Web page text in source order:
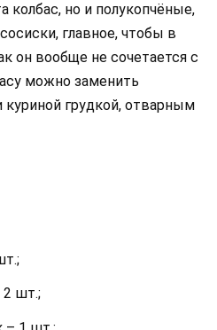
колбас, но и полукопчёные,
главное, чтобы в
он вообще не сочетается с
можно заменить
куриной грудкой, отварным
2 шт.;